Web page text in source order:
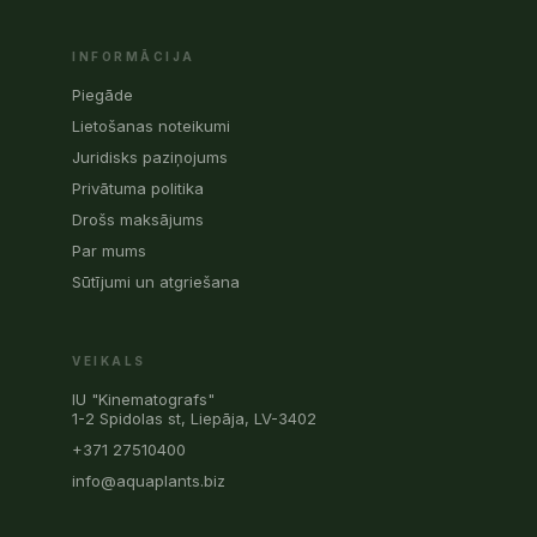
INFORMĀCIJA
Piegāde
Lietošanas noteikumi
Juridisks paziņojums
Privātuma politika
Drošs maksājums
Par mums
Sūtījumi un atgriešana
VEIKALS
IU "Kinematografs"
1-2 Spidolas st, Liepāja, LV-3402
+371 27510400
info@aquaplants.biz